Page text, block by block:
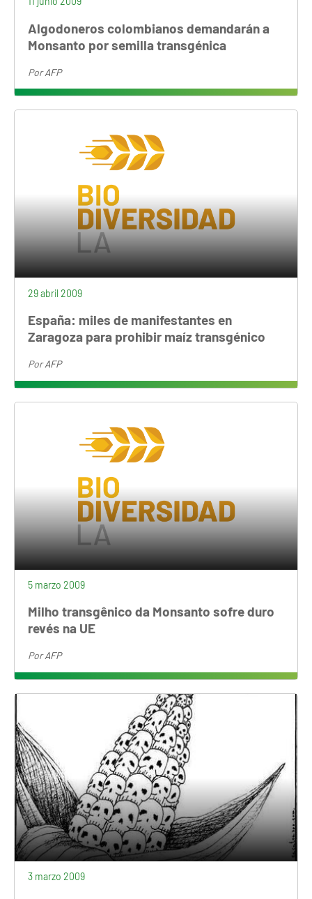
Algodoneros colombianos demandarán a
Monsanto por semilla transgénica
PorAFP
29 abril 2009
España: miles de manifestantes en
Zaragoza para prohibir maíz transgénico
PorAFP
5 marzo 2009
Milho transgênico da Monsanto sofre duro
revés na UE
PorAFP
3 marzo 2009